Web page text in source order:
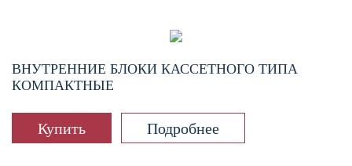
ВНУТРЕННИЕ БЛОКИ КАССЕТНОГО ТИПА
КОМПАКТНЫЕ
Купить Подробнее